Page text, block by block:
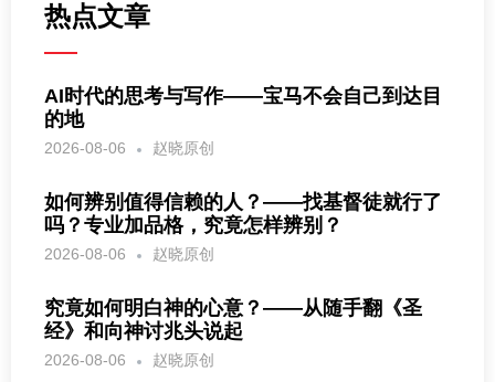
热点文章
AI时代的思考与写作——宝马不会自己到达目
的地
2026-08-06 赵晓原创
如何辨别值得信赖的人？——找基督徒就行了
吗？专业加品格，究竟怎样辨别？
2026-08-06 赵晓原创
究竟如何明白神的心意？——从随手翻《圣
经》和向神讨兆头说起
2026-08-06 赵晓原创